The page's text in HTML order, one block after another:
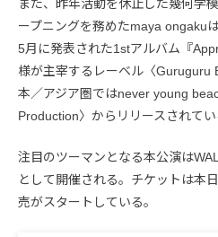
また、昨年活動を休止した幾何学
ープニングを務めたmaya ongaku
5月に発表された1stアルバム『
様が主宰するレーベル〈Guruguru
本／アジア圏ではnever young
Production〉からリリースされてい
注目のツーマンとなる本公演は
として開催される。チケットは本
売がスタートしている。